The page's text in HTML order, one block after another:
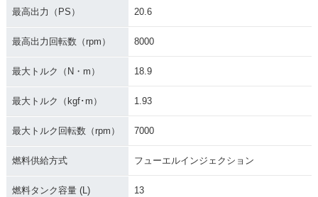
最高出力（PS） 20.6
最高出力回転数（rpm） 8000
最大トルク（N・m） 18.9
最大トルク（kgf･m） 1.93
最大トルク回転数（rpm） 7000
燃料供給方式 フューエルインジェクション
燃料タンク容量 (L) 13